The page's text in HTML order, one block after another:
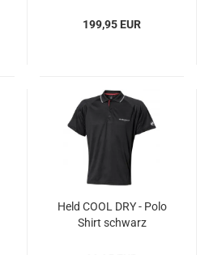
199,95 EUR
Held COOL DRY - Polo
Shirt schwarz